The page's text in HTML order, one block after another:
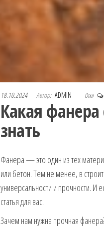
18.10.2024 Автор: ADMIN Откл
Какая
знать
Фанера — это один из тех
или бетон. Тем не менее, в
универсальности и прочности. И
статья для вас.
Зачем нам нужна прочная